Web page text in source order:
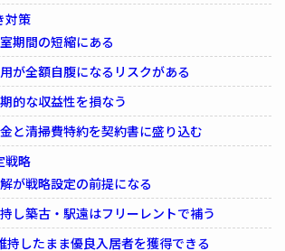
対策
期間の短縮にある
が全額自腹になるリスクがある
的な収益性を損なう
と清掃費特約を契約書に盛り込む
戦略
が戦略設定の前提になる
し築古・駅遠はフリーレントで補う
持したまま優良入居者を獲得できる